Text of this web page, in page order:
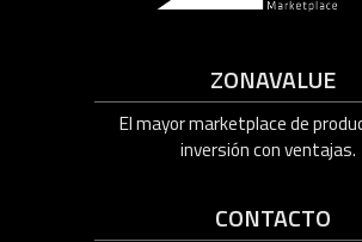
ZONAVALUE
El mayor marketplace de
inversión con ventajas.
CONTACTO